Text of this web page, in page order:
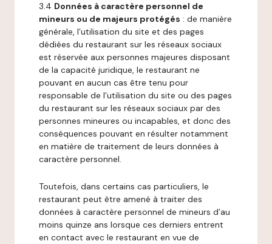
3.4 Données à caractère personnel de
mineurs ou de majeurs protégés : de manière
générale, l’utilisation du site et des pages
dédiées du restaurant sur les réseaux sociaux
est réservée aux personnes majeures disposant
de la capacité juridique, le restaurant ne
pouvant en aucun cas être tenu pour
responsable de l’utilisation du site ou des pages
du restaurant sur les réseaux sociaux par des
personnes mineures ou incapables, et donc des
conséquences pouvant en résulter notamment
en matière de traitement de leurs données à
caractère personnel.
Toutefois, dans certains cas particuliers, le
restaurant peut être amené à traiter des
données à caractère personnel de mineurs d’au
moins quinze ans lorsque ces derniers entrent
en contact avec le restaurant en vue de